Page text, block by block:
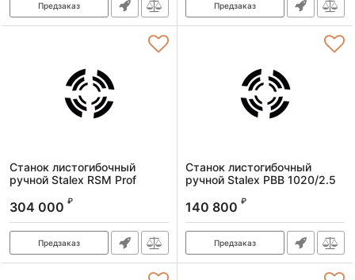
Предзаказ Предзаказ
Станок листогибочный
ручной Stalex RSM Prof
Артикул: 102149
304 000 ₽
Предзаказ
Станок листогибочный
ручной Stalex PBB 1020/2.5
373150
140 800 ₽
Предзаказ